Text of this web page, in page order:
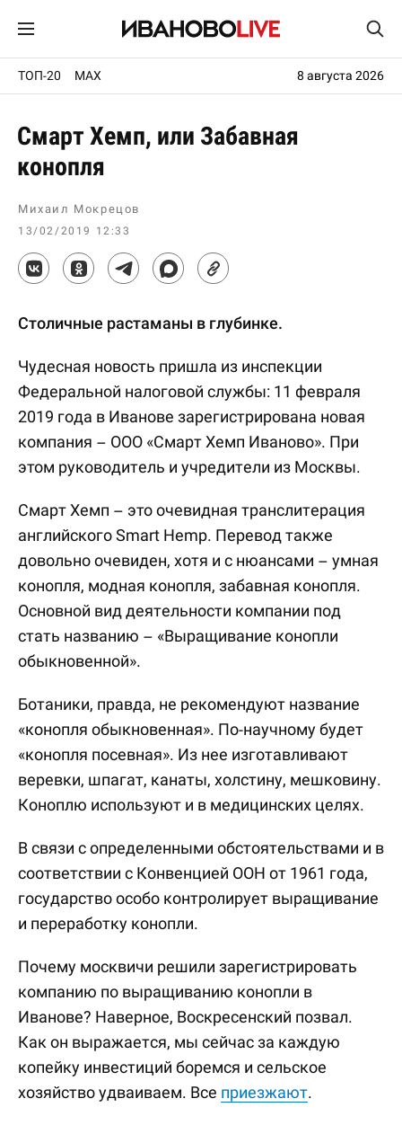
ТОП-20 MAX 8 августа 2026
Смарт Хемп, или Забавная
конопля
Михаил Мокрецов
13/02/2019 12:33
Столичные растаманы в глубинке.
Чудесная новость пришла из инспекции
Федеральной налоговой службы: 11 февраля
2019 года в Иванове зарегистрирована новая
компания – ООО «Смарт Хемп Иваново». При
этом руководитель и учредители из Москвы.
Смарт Хемп – это очевидная транслитерация
английского Smart Hemp. Перевод также
довольно очевиден, хотя и с нюансами – умная
конопля, модная конопля, забавная конопля.
Основной вид деятельности компании под
стать названию – «Выращивание конопли
обыкновенной».
Ботаники, правда, не рекомендуют название
«конопля обыкновенная». По-научному будет
«конопля посевная». Из нее изготавливают
веревки, шпагат, канаты, холстину, мешковину.
Коноплю используют и в медицинских целях.
В связи с определенными обстоятельствами и в
соответствии с Конвенцией ООН от 1961 года,
государство особо контролирует выращивание
и переработку конопли.
Почему москвичи решили зарегистрировать
компанию по выращиванию конопли в
Иванове? Наверное, Воскресенский позвал.
Как он выражается, мы сейчас за каждую
копейку инвестиций боремся и сельское
хозяйство удваиваем. Все приезжают.